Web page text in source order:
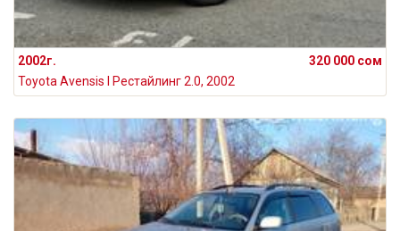
2002г.
320 000 сом
Toyota Avensis I Рестайлинг 2.0, 2002